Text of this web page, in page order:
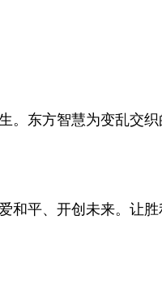
东方智慧为变乱交织
平、开创未来。让胜